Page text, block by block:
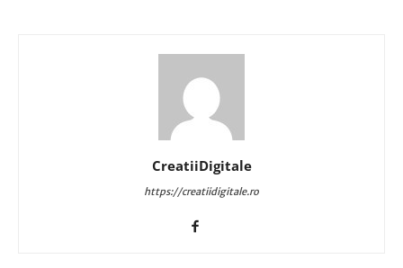
CreatiiDigitale
https://creatiidigitale.ro